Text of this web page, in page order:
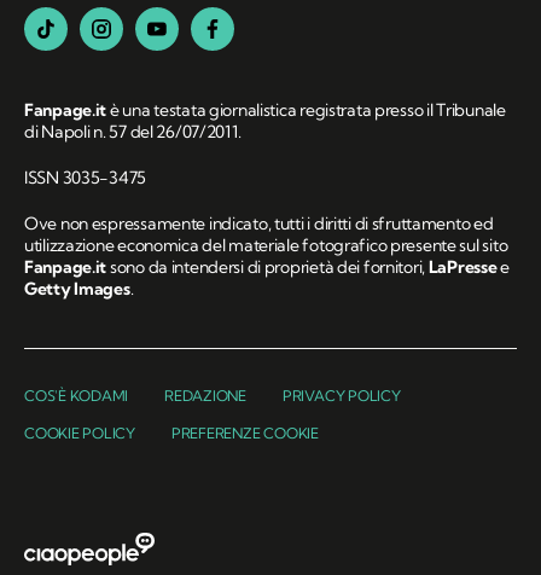
Fanpage.itè una testata giornalistica registrata presso il Tribunale
di Napoli n. 57 del 26/07/2011.
ISSN 3035-3475
Ove non espressamente indicato, tutti i diritti di sfruttamento ed
utilizzazione economica del materiale fotografico presente sul sito
Fanpage.itsono da intendersi di proprietà dei fornitori,LaPressee
Getty Images.
COS'È KODAMI REDAZIONE PRIVACY POLICY
COOKIE POLICY PREFERENZE COOKIE